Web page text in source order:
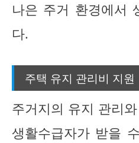
나은 주거 환경에서
다.
주택 유지 관리비 지원
주거지의 유지 관리
생활수급자가 받을